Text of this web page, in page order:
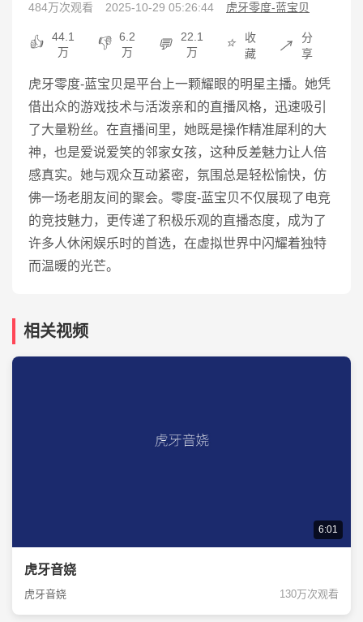
484万次观看 2025-10-29 05:26:44 虎牙零度-蓝宝贝
👍
44.1
万
👎
6.2
万
💬
22.1
万
⭐
收
藏
↗️
分
享
虎牙零度-蓝宝贝是平台上一颗耀眼的明星主播。她凭
借出众的游戏技术与活泼亲和的直播风格，迅速吸引
了大量粉丝。在直播间里，她既是操作精准犀利的大
神，也是爱说爱笑的邻家女孩，这种反差魅力让人倍
感真实。她与观众互动紧密，氛围总是轻松愉快，仿
佛一场老朋友间的聚会。零度-蓝宝贝不仅展现了电竞
的竞技魅力，更传递了积极乐观的直播态度，成为了
许多人休闲娱乐时的首选，在虚拟世界中闪耀着独特
而温暖的光芒。
相关视频
6:01
虎牙音娆
虎牙音娆 130万次观看